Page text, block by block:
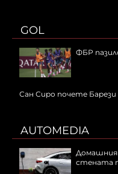
GOL
ФБР
Сан Сиро почете Барези
AUTOMEDIA
стената